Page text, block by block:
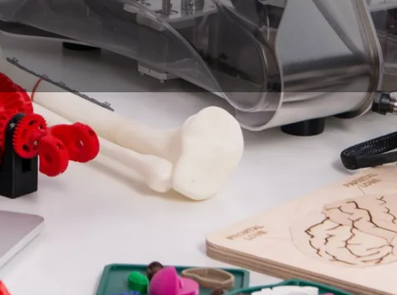
de la vidéo, ou tout simplement pour faire de l’art, la
pour de nombreux projets. Une multitude de logiciels
en fonction de ses besoins, et quel matériel est